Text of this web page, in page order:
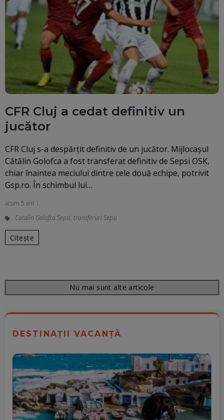
CFR Cluj a cedat definitiv un
jucător
CFR Cluj s-a despărțit definitiv de un jucător. Mijlocașul
Cătălin Golofca a fost transferat definitiv de Sepsi OSK,
chiar înaintea meciului dintre cele două echipe, potrivit
Gsp.ro. În schimbul lui…
acum 5 ani
Catalin Golofca Sepsi, transferuri Sepsi
Citește
Nu mai sunt alte articole
DESTINAȚII VACANȚĂ